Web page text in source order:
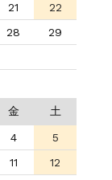
21
22
28
29
金 土
4
5
11
12